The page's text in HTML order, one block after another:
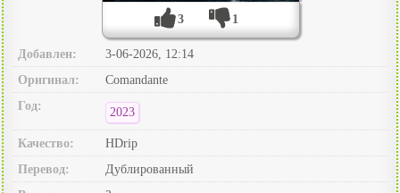
3 1
Добавлен:
3-06-2026, 12:14
Оригинал:
Comandante
Год:
2023
Качество:
HDrip
Перевод:
Дублированный